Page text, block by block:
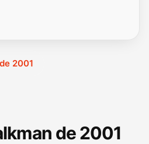
2001
de 2001